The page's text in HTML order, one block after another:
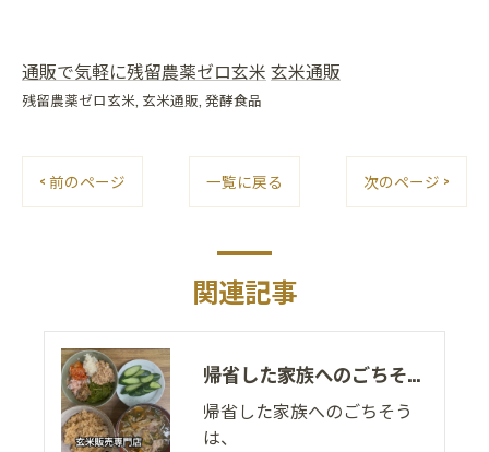
通販で気軽に残留農薬ゼロ玄米 玄米通販
残留農薬ゼロ玄米 玄米通販 発酵食品
< 前のページ 一覧に戻る 次のページ >
関連記事
帰省した家族へのごちそうは、
帰省した家族へのごちそう
は、